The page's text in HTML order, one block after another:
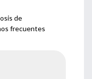
de
frecuentes